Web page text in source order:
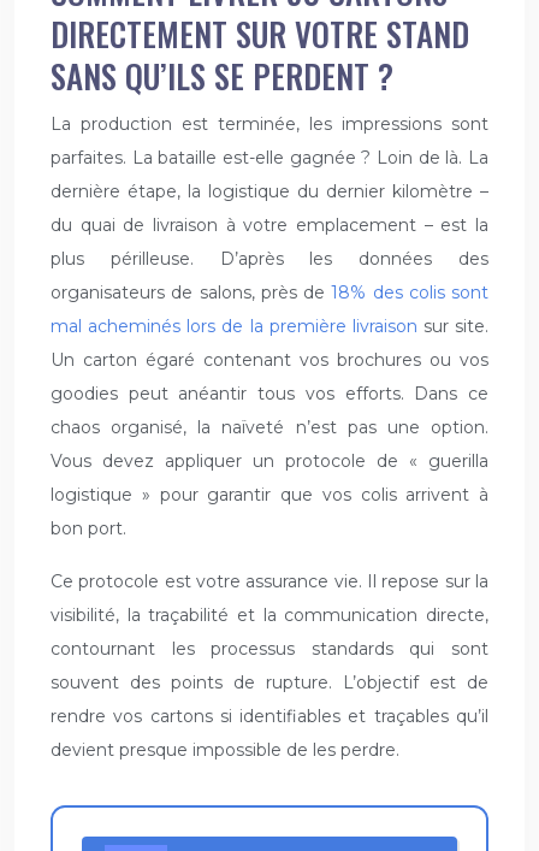
DIRECTEMENT SUR VOTRE STAND
SANS QU’ILS SE PERDENT ?
La production est terminée, les impressions sont
parfaites. La bataille est-elle gagnée ? Loin de là. La
dernière étape, la logistique du dernier kilomètre –
du quai de livraison à votre emplacement – est la
plus périlleuse. D’après les données des
organisateurs de salons, près de18% des colis sont
mal acheminés lors de la première livraison sur site.
Un carton égaré contenant vos brochures ou vos
goodies peut anéantir tous vos efforts. Dans ce
chaos organisé, la naïveté n’est pas une option.
Vous devez appliquer un protocole de « guerilla
logistique » pour garantir que vos colis arrivent à
bon port.
Ce protocole est votre assurance vie. Il repose sur la
visibilité, la traçabilité et la communication directe,
contournant les processus standards qui sont
souvent des points de rupture. L’objectif est de
rendre vos cartons si identifiables et traçables qu’il
devient presque impossible de les perdre.